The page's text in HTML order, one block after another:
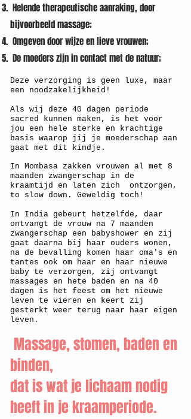
Helende therapeutische aanraking, door
bijvoorbeeld massage;
Omgeven door wijze en lieve vrouwen;
De moeders zijn in contact met de natuur;
Deze verzorging is geen luxe, maar
een noodzakelijkheid!
Als wij deze 40 dagen periode
sacred kunnen maken, is het voor
jou een hele sterke en krachtige
basis waarop jij je moederschap aan
gaat met dit kindje.
In Mombasa zakken vrouwen al met 8
maanden zwangerschap in de
kraamtijd en laten zich ontzorgen,
to slow down. Geweldig toch!
In India gebeurt hetzelfde, daar
ontvangt de vrouw na 7 maanden
zwangerschap een babyshower en zij
gaat daarna bij haar ouders wonen,
na de bevalling komen haar oma's en
tantes ook om haar en haar nieuwe
baby te verzorgen, zij ontvangt
massages en hete baden en na 40
dagen is het feest om het nieuwe
leven te vieren en keert zij
gesterkt weer terug naar haar eigen
leven.
Massage, stomen, baden en
binden,
dat is wat je lichaam nodig
heeft in je kraamperiode.